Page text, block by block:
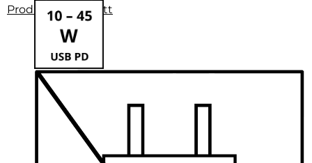
Produktdatenblatt